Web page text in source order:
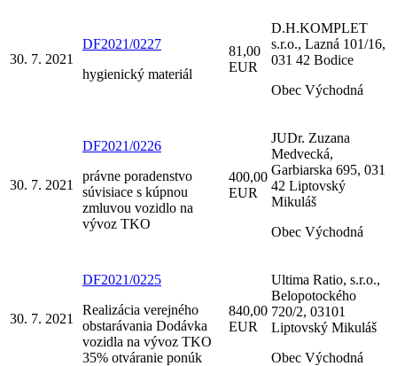
30. 7. 2021
DF2021/0227
hygienický materiál
81,00
EUR
D.H.KOMPLET
s.r.o., Lazná 101/16,
031 42 Bodice
Obec Východná
30. 7. 2021
DF2021/0226
právne poradenstvo
súvisiace s kúpnou
zmluvou vozidlo na
vývoz TKO
400,00
EUR
JUDr. Zuzana
Medvecká,
Garbiarska 695, 031
42 Liptovský
Mikuláš
Obec Východná
30. 7. 2021
DF2021/0225
Realizácia verejného
obstarávania Dodávka
vozidla na vývoz TKO
35% otváranie ponúk
840,00
EUR
Ultima Ratio, s.r.o.,
Belopotockého
720/2, 03101
Liptovský Mikuláš
Obec Východná